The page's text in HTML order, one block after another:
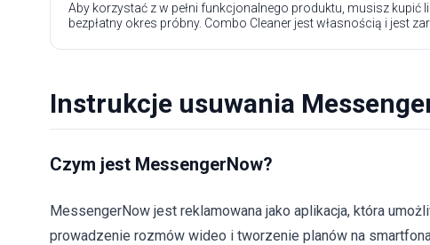
Aby korzystać z w pełni funkcjonalnego produktu, musisz kupić
bezpłatny okres próbny. Combo Cleaner jest własnością i jest
Instrukcje usuwania
Czym jest MessengerNow?
MessengerNow jest reklamowana jako aplikacja, która
prowadzenie rozmów wideo i tworzenie planów na